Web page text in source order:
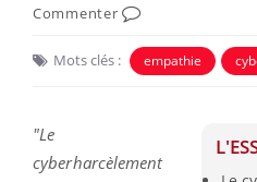
Commenter
Mots clés : empathie
"Le
cyberharcèlement